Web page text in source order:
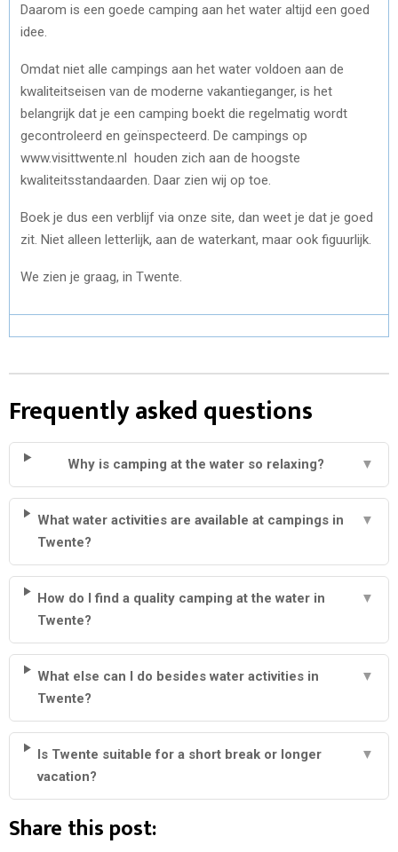
Daarom is een goede camping aan het water altijd een goed
idee.
Omdat niet alle campings aan het water voldoen aan de
kwaliteitseisen van de moderne vakantieganger, is het
belangrijk dat je een camping boekt die regelmatig wordt
gecontroleerd en geïnspecteerd. De campings op
www.visittwente.nl houden zich aan de hoogste
kwaliteitsstandaarden. Daar zien wij op toe.
Boek je dus een verblijf via onze site, dan weet je dat je goed
zit. Niet alleen letterlijk, aan de waterkant, maar ook figuurlijk.
We zien je graag, in Twente.
Frequently asked questions
Why is camping at the water so relaxing? ▼
What water activities are available at campings in
Twente?
▼
How do I find a quality camping at the water in
Twente?
▼
What else can I do besides water activities in
Twente?
▼
Is Twente suitable for a short break or longer
vacation?
▼
Share this post: